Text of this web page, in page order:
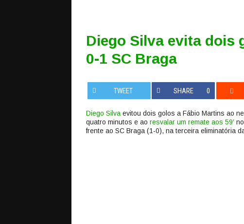
Diego Silva evita dois
0-1 SC Braga
TWEET SHARE 0
Diego Silva evitou dois golos a Fábio Martins ao
quatro minutos e ao resvalar um remate aos 59′
frente ao SC Braga (1-0), na terceira eliminatória